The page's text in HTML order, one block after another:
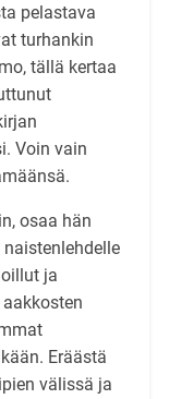
pelastava
turhankin
tällä kertaa
Voin vain
osaa hän
ja
Eräästä
välissä ja